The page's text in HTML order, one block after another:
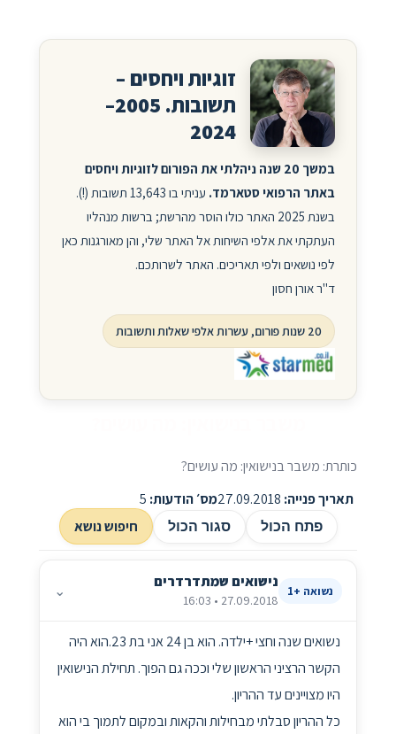
זוגיות ויחסים –
תשובות. 2005–
2024
במשך 20 שנה ניהלתי את הפורום לזוגיות ויחסים
באתר הרפואי סטארמד.
עניתי בו 13,643 תשובות (!).
בשנת 2025 האתר כולו הוסר מהרשת; ברשות מנהליו
העתקתי את אלפי השיחות אל האתר שלי, והן מאורגנות כאן
לפי נושאים ולפי תאריכים. האתר לשרותכם.
ד"ר אורן חסון
20 שנות פורום, עשרות אלפי שאלות ותשובות
כותרת: משבר בנישואין: מה עושים?
תאריך פנייה:
מס׳ הודעות:
פתח הכול סגור הכול חיפוש נושא
נשואה +1 נישואים שמתדרדרים
27.09.2018 • 16:03
⌄
נשואים שנה וחצי +ילדה. הוא בן 24 אני בת 23.הוא היה
הקשר הרציני הראשון שלי וככה גם הפוך. תחילת הנישואין
היו מצויינים עד ההריון.
כל ההריון סבלתי מבחילות והקאות ובמקום לתמוך בי הוא